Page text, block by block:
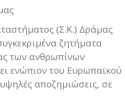
(Σ.Κ.) Δράμας
ζητήματα
των ανθρωπίνων
ενώπιον του Ευρωπαϊκού
αποζημιώσεις, σε